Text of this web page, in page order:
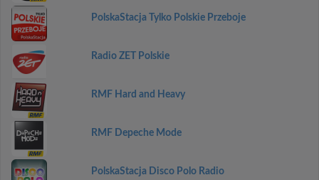
PolskaStacja Tylko Polskie Przeboje
Radio ZET Polskie
RMF Hard and Heavy
RMF Depeche Mode
PolskaStacja Disco Polo Radio